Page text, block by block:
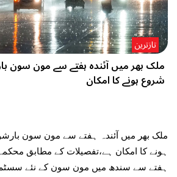
ملک بھر میں آئندہ ہفتے سے مون سون
شروع ہونے کا امکان
تازترین
ملک بھر میں آئندہ ہفتے سے مون سون
ہونے کا امکان ہے،تفصیلات کے مطابق
ہفتے سے سندھ میں مون سون کے نئے سسٹم